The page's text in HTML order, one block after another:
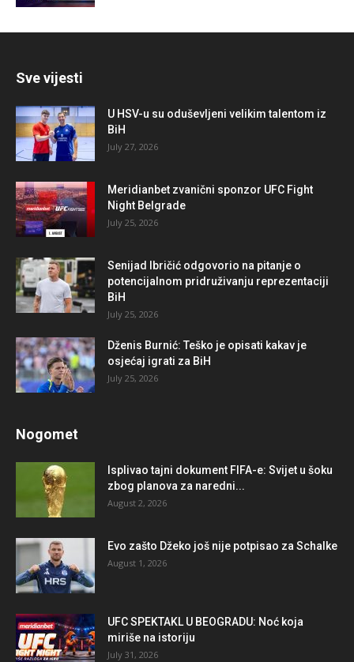
Sve vijesti
U HSV-u su oduševljeni velikim talentom iz
BiH
July 27, 2026
Meridianbet zvanični sponzor UFC Fight
Night Belgrade
July 25, 2026
Senijad Ibričić odgovorio na pitanje o
potencijalnom pridruživanju reprezentaciji
BiH
July 25, 2026
Dženis Burnić: Teško je opisati kakav je
osjećaj igrati za BiH
July 25, 2026
Nogomet
Isplivao tajni dokument FIFA-e: Svijet u šoku
zbog planova za naredni...
August 2, 2026
Evo zašto Džeko još nije potpisao za Schalke
August 1, 2026
UFC SPEKTAKL U BEOGRADU: Noć koja
miriše na istoriju
July 31, 2026